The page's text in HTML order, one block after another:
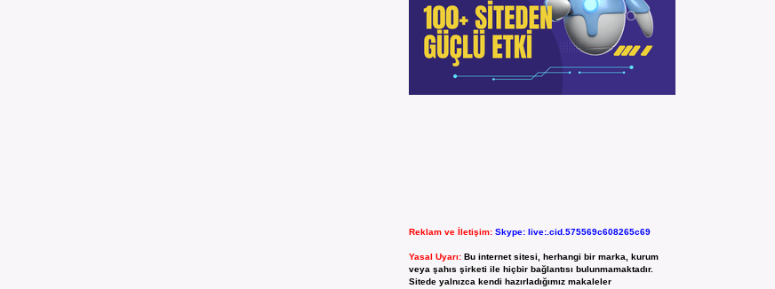
Reklam ve İletişim: Skype: live:.cid.575569c608265c69
Yasal Uyarı: Bu internet sitesi, herhangi bir marka, kurum
veya şahıs şirketi ile hiçbir bağlantısı bulunmamaktadır.
Sitede yalnızca kendi hazırladığımız makaleler